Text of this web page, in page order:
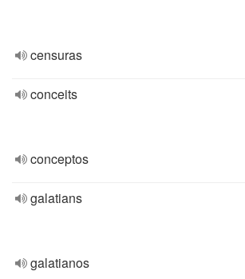
censuras
conceits
conceptos
galatians
galatianos